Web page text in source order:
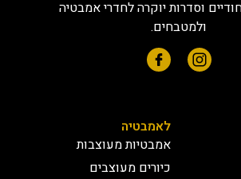
וסדרות יוקרה לחדרי אמבטיה
ולמטבחים.
לאמבטיה
אמבטיות מעוצבות
כיורים מעוצבים